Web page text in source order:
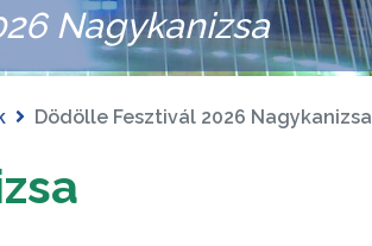
Nagykanizsa
Dödölle Fesztivál 2026 Nagykanizsa